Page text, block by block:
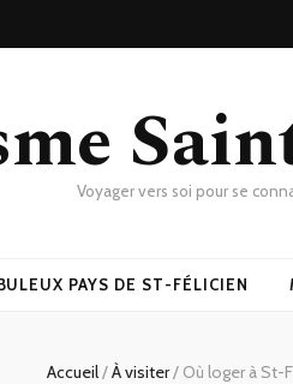
Voyager vers soi pour se
PAYS DE ST-FÉLICIEN
Accueil/À visiter/ Où loger à St-